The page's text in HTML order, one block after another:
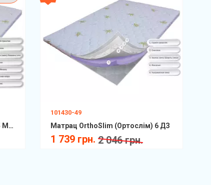
Матрац OrthoSlim (Ортослім) 5 Memory ДЗ
101430-49
Матрац OrthoSlim (Ортослім) 6 ДЗ
1 739 грн. 2 046 грн.